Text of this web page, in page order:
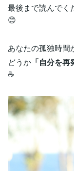
最後まで読んでく
😊
あなたの孤独時間
どうか 「自分を
☕